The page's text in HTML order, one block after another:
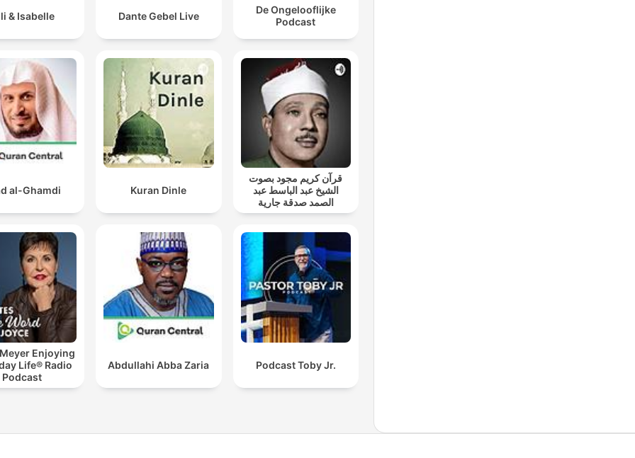
& Isabelle Dante Gebel Live
De Ongelooflijke
Podcast
al-Ghamdi Kuran Dinle
قرآن كريم مجود بصوت
الشيخ عبد الباسط عبد
الصمد صدقة جارية
Enjoying
Life® Radio
Podcast
Abdullahi Abba Zaria Podcast Toby Jr.